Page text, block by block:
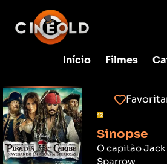
Início Filmes
Sinopse
O capitão Jack
Sparrow